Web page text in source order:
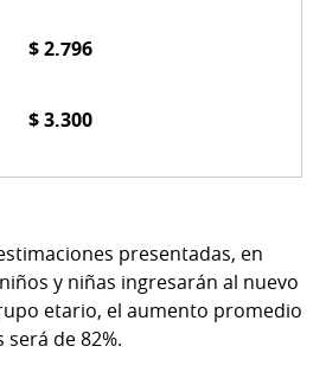
$ 2.796
$ 3.300
presentadas, en
y niñas ingresarán al nuevo
etario, el aumento promedio
de 82%.